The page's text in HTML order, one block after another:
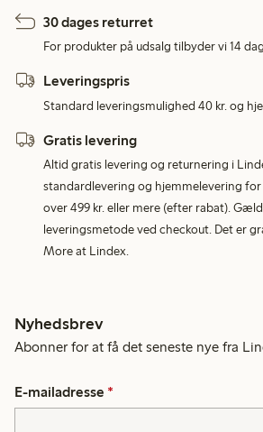
30 dages returret
For produkter på udsalg tilbyder vi 14
Leveringspris
Standard leveringsmulighed 40 kr. og
Gratis levering
Altid gratis levering og returnering i
standardlevering og hjemmelevering
over 499 kr. eller mere (efter rabat).
leveringsmetode ved checkout. Det er
More at Lindex.
Nyhedsbrev
Abonner for at få det seneste nye fra
E-mailadresse *